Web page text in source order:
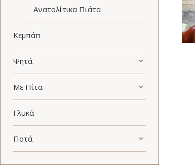
Ανατολίτικα Πιάτα
Κεμπάπ
Ψητά
Με Πίτα
Γλυκά
Ποτά